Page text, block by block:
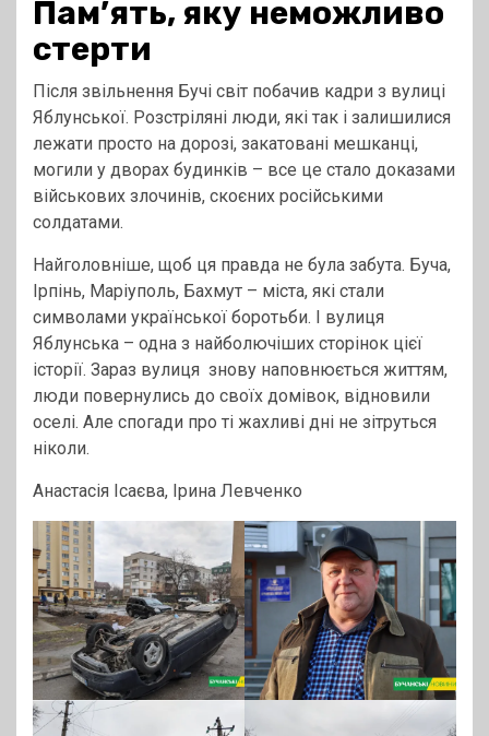
Пам’ять, яку неможливо
стерти
Після звільнення Бучі світ побачив кадри з вулиці
Яблунської. Розстріляні люди, які так і залишилися
лежати просто на дорозі, закатовані мешканці,
могили у дворах будинків – все це стало доказами
військових злочинів, скоєних російськими
солдатами.
Найголовніше, щоб ця правда не була забута. Буча,
Ірпінь, Маріуполь, Бахмут – міста, які стали
символами української боротьби. І вулиця
Яблунська – одна з найболючіших сторінок цієї
історії. Зараз вулиця знову наповнюється життям,
люди повернулись до своїх домівок, відновили
оселі. Але спогади про ті жахливі дні не зітруться
ніколи.
Анастасія Ісаєва, Ірина Левченко